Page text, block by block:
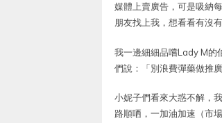
媒體上賣廣告，可是吸納
朋友找上我，想看看有沒
我一邊細細品嚐Lady M的
們說：「別浪費彈藥做推
小妮子們看來大惑不解，
路順哂，一加油加速（市